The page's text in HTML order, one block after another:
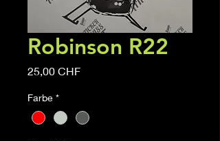
Robinson R22
25,00 CHFPrezzo
Farbe *